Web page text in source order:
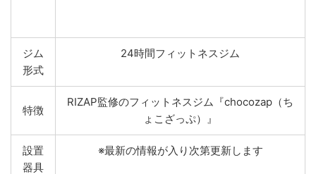
ジム
形式
24時間フィットネスジム
特徴
RIZAP監修のフィットネスジム『chocozap（ち
ょこざっぷ）』
設置
器具
※最新の情報が入り次第更新します